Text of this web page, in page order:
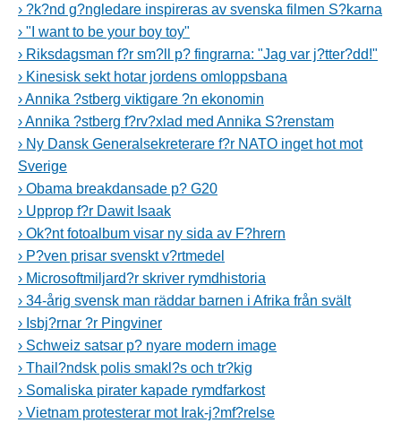
› ?k?nd g?ngledare inspireras av svenska filmen S?karna
› "I want to be your boy toy"
› Riksdagsman f?r sm?ll p? fingrarna: "Jag var j?tter?dd!"
› Kinesisk sekt hotar jordens omloppsbana
› Annika ?stberg viktigare ?n ekonomin
› Annika ?stberg f?rv?xlad med Annika S?renstam
› Ny Dansk Generalsekreterare f?r NATO inget hot mot
Sverige
› Obama breakdansade p? G20
› Upprop f?r Dawit Isaak
› Ok?nt fotoalbum visar ny sida av F?hrern
› P?ven prisar svenskt v?rtmedel
› Microsoftmiljard?r skriver rymdhistoria
› 34-årig svensk man räddar barnen i Afrika från svält
› Isbj?rnar ?r Pingviner
› Schweiz satsar p? nyare modern image
› Thail?ndsk polis smakl?s och tr?kig
› Somaliska pirater kapade rymdfarkost
› Vietnam protesterar mot Irak-j?mf?relse